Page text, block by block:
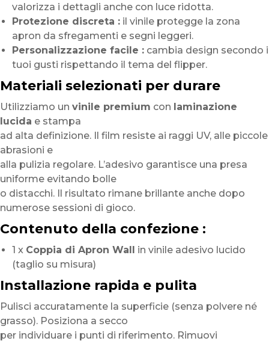
valorizza i dettagli anche con luce ridotta.
Protezione discreta : il vinile protegge la zona
apron da sfregamenti e segni leggeri.
Personalizzazione facile : cambia design secondo i
tuoi gusti rispettando il tema del flipper.
Materiali selezionati per durare
Utilizziamo un vinile premium con laminazione
lucida e stampa
ad alta definizione. Il film resiste ai raggi UV, alle piccole
abrasioni e
alla pulizia regolare. L’adesivo garantisce una presa
uniforme evitando bolle
o distacchi. Il risultato rimane brillante anche dopo
numerose sessioni di gioco.
Contenuto della confezione :
1 x Coppia di Apron Wall in vinile adesivo lucido
(taglio su misura)
Installazione rapida e pulita
Pulisci accuratamente la superficie (senza polvere né
grasso). Posiziona a secco
per individuare i punti di riferimento. Rimuovi